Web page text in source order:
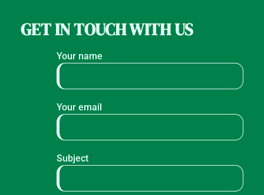
GET IN TOUCH WITH US
Your name
Your email
Subject